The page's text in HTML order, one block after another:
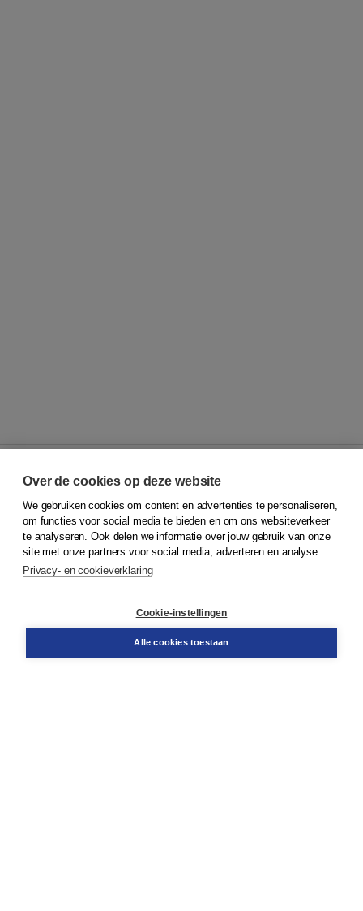
© 2026Koninklijke Boom uitgevers
Klantenservice
Service & informatie
Contact
Over de cookies op deze website
We gebruiken cookies om content en advertenties te personaliseren,
om functies voor social media te bieden en om ons websiteverkeer
te analyseren. Ook delen we informatie over jouw gebruik van onze
site met onze partners voor social media, adverteren en analyse.
Privacy- en cookieverklaring
Cookie-instellingen
Alle cookies toestaan